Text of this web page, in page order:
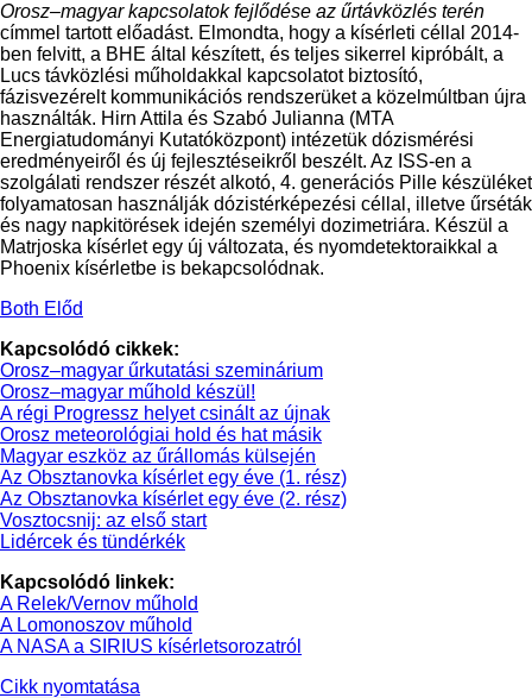
Orosz–magyar kapcsolatok fejlődése az űrtávközlés terén
címmel tartott előadást. Elmondta, hogy a kísérleti céllal 2014-
ben felvitt, a BHE által készített, és teljes sikerrel kipróbált, a
Lucs távközlési műholdakkal kapcsolatot biztosító,
fázisvezérelt kommunikációs rendszerüket a közelmúltban újra
használták. Hirn Attila és Szabó Julianna (MTA
Energiatudományi Kutatóközpont) intézetük dózismérési
eredményeiről és új fejlesztéseikről beszélt. Az ISS-en a
szolgálati rendszer részét alkotó, 4. generációs Pille készüléket
folyamatosan használják dózistérképezési céllal, illetve űrséták
és nagy napkitörések idején személyi dozimetriára. Készül a
Matrjoska kísérlet egy új változata, és nyomdetektoraikkal a
Phoenix kísérletbe is bekapcsolódnak.
Both Előd
Kapcsolódó cikkek:
Orosz–magyar űrkutatási szeminárium
Orosz–magyar műhold készül!
A régi Progressz helyet csinált az újnak
Orosz meteorológiai hold és hat másik
Magyar eszköz az űrállomás külsején
Az Obsztanovka kísérlet egy éve (1. rész)
Az Obsztanovka kísérlet egy éve (2. rész)
Vosztocsnij: az első start
Lidércek és tündérkék
Kapcsolódó linkek:
A Relek/Vernov műhold
A Lomonoszov műhold
A NASA a SIRIUS kísérletsorozatról
Cikk nyomtatása